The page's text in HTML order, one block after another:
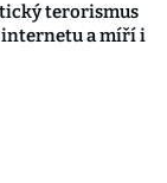
terorismus
internetu a míří i